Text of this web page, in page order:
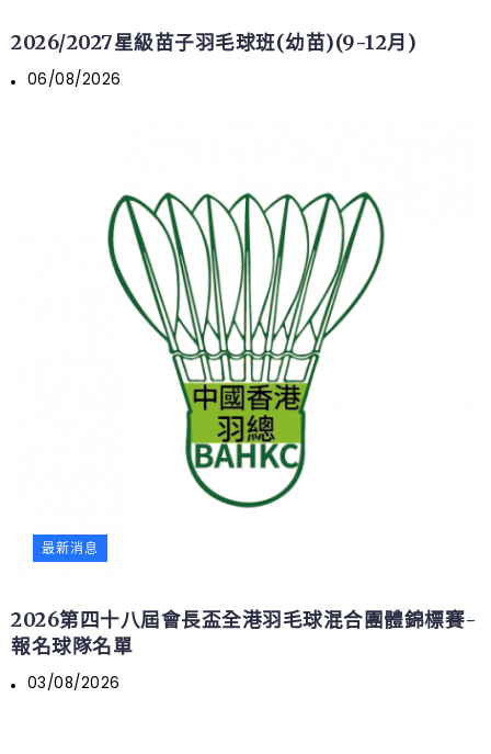
2026/2027星級苗子羽毛球班(幼苗)(9-12月)
06/08/2026
最新消息
2026第四十八屆會長盃全港羽毛球混合團體錦標賽-
報名球隊名單
03/08/2026